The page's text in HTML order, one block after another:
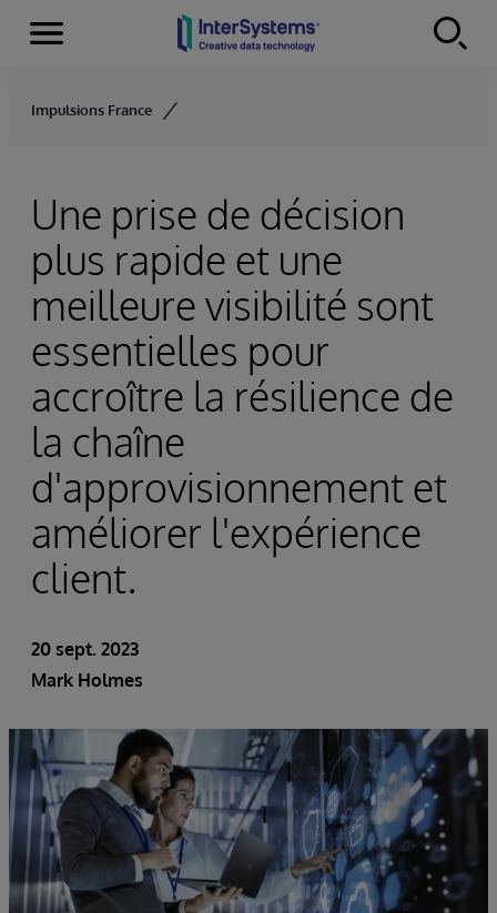
Skip to content
Menu
Impulsions France
Une prise de décision
plus rapide et une
meilleure visibilité sont
essentielles pour
accroître la résilience de
la chaîne
d'approvisionnement et
améliorer l'expérience
client.
20 sept. 2023
Mark Holmes